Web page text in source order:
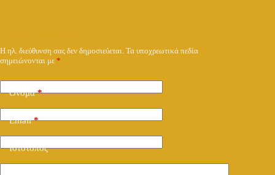
Η ηλ. διεύθυνση σας δεν δημοσιεύεται. Τα υποχρεωτικά πεδία
σημειώνονται με *
Όνομα*
Email*
Ιστότοπος